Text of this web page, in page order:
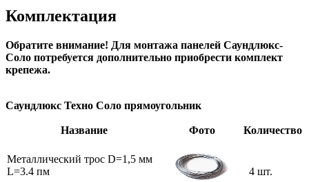
Комплектация
Обратите внимание! Для монтажа панелей Саундлюкс-
Соло потребуется дополнительно приобрести комплект
крепежа.
Саундлюкс Техно Соло прямоугольник
Название Фото Количество
Металлический трос D=1,5 мм
L=3.4 пм
4 шт.